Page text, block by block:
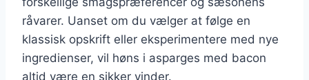
råvarer. Uanset om du vælger at følge en
klassisk opskrift eller eksperimentere med nye
ingredienser, vil høns i asparges med bacon
altid være en sikker vinder.